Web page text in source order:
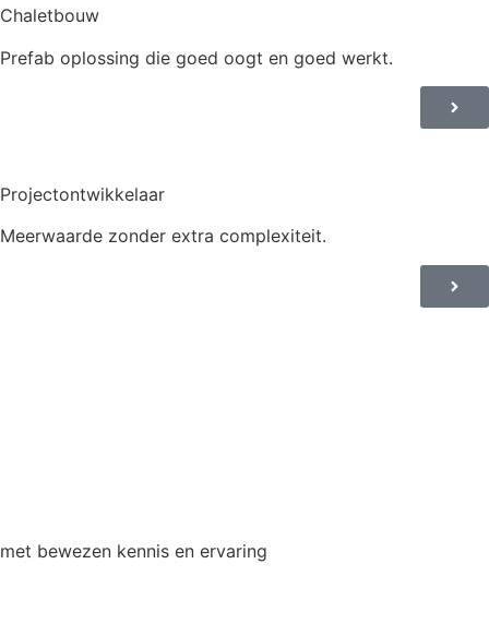
Chaletbouw
Prefab oplossing die goed oogt en goed werkt.
Projectontwikkelaar
Meerwaarde zonder extra complexiteit.
met bewezen kennis en ervaring